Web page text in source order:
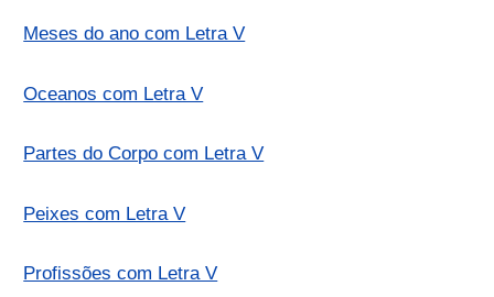
Meses do ano com Letra V
Oceanos com Letra V
Partes do Corpo com Letra V
Peixes com Letra V
Profissões com Letra V